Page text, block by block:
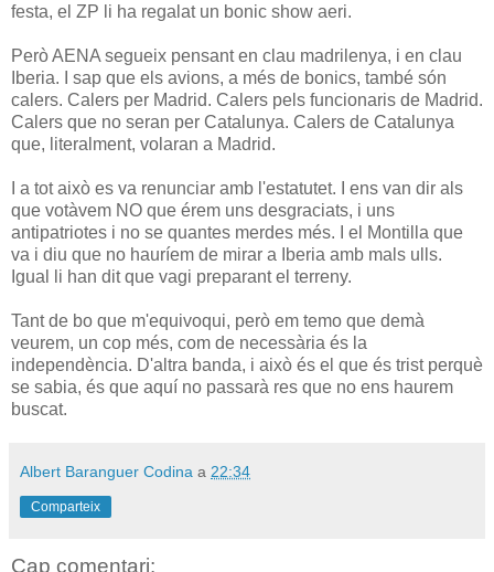
festa, el ZP li ha regalat un bonic show aeri.
Però AENA segueix pensant en clau madrilenya, i en clau
Iberia. I sap que els avions, a més de bonics, també són
calers. Calers per Madrid. Calers pels funcionaris de Madrid.
Calers que no seran per Catalunya. Calers de Catalunya
que, literalment, volaran a Madrid.
I a tot això es va renunciar amb l'estatutet. I ens van dir als
que votàvem NO que érem uns desgraciats, i uns
antipatriotes i no se quantes merdes més. I el Montilla que
va i diu que no hauríem de mirar a Iberia amb mals ulls.
Igual li han dit que vagi preparant el terreny.
Tant de bo que m'equivoqui, però em temo que demà
veurem, un cop més, com de necessària és la
independència. D'altra banda, i això és el que és trist perquè
se sabia, és que aquí no passarà res que no ens haurem
buscat.
Albert Baranguer Codina a 22:34
Comparteix
Cap comentari: